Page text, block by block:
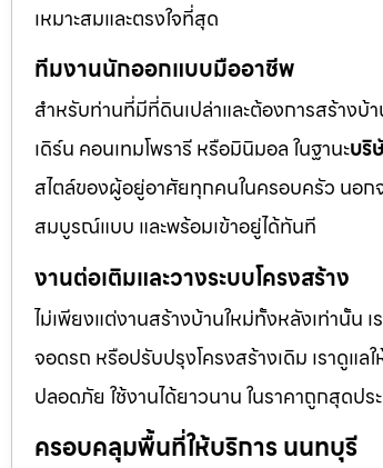
เหมาะสมและตรงใจที่สุด
ทีมงานนักออกแบบมืออาชีพ
สำหรับท่านที่มีที่ดินเปล่าและต้องการสร้างบ้า
เดิร์น คอนเทมโพรารี หรือมินิมอล ในฐานะบริ
สไตล์ของผู้อยู่อาศัยทุกคนในครอบครัว นอก
สมบูรณ์แบบ และพร้อมเข้าอยู่ได้ทันที
งานต่อเติมและวางระบบโครงสร้าง
ไม่เพียงแต่งานสร้างบ้านใหม่ทั้งหลังเท่านั้น
จอดรถ หรือปรับปรุงโครงสร้างเดิม เราดูแ
ปลอดภัย ใช้งานได้ยาวนาน ในราคาถูกสุดป
ครอบคลุมพื้นที่ให้บริการ นนทบุรี